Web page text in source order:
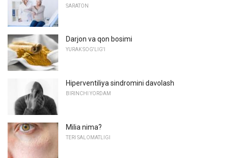
SARATON
Darjon va qon bosimi
YURAK SOG'LIG'I
Hiperventiliya sindromini davolash
BIRINCHI YORDAM
Milia nima?
TERI SALOMATLIGI